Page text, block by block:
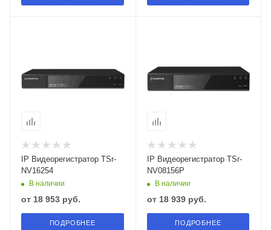
IP Видеорегистратор TSr-
NV16254
В наличии
от 18 953 руб.
ПОДРОБНЕЕ
IP Видеорегистратор TSr-
NV08156P
В наличии
от 18 939 руб.
ПОДРОБНЕЕ